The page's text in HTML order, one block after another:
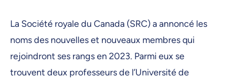
La Société royale du Canada (SRC) a annoncé les
noms des nouvelles et nouveaux membres qui
rejoindront ses rangs en 2023. Parmi eux se
trouvent deux professeurs de l’Université de